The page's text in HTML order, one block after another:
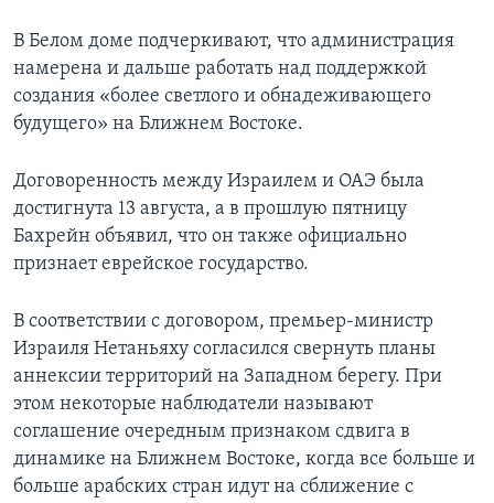
В Белом доме подчеркивают, что администрация
намерена и дальше работать над поддержкой
создания «более светлого и обнадеживающего
будущего» на Ближнем Востоке.
Договоренность между Израилем и ОАЭ была
достигнута 13 августа, а в прошлую пятницу
Бахрейн объявил, что он также официально
признает еврейское государство.
В соответствии с договором, премьер-министр
Израиля Нетаньяху согласился свернуть планы
аннексии территорий на Западном берегу. При
этом некоторые наблюдатели называют
соглашение очередным признаком сдвига в
динамике на Ближнем Востоке, когда все больше и
больше арабских стран идут на сближение с